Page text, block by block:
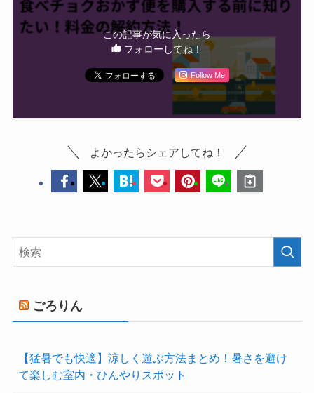
この記事が気に入ったら
フォローしてね！
Follow Me
よかったらシェアしてね！
ごろりん
【猛暑でも快適】涼しく遊ぶ方法まとめ！暑さを避け
て楽しむ室内・ひんやりスポット